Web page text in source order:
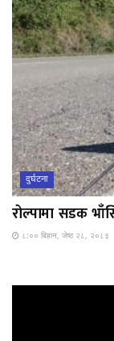
दुर्घटना
रोल्पामा सडक
८:०० बिहान, जेष्ठ २८, २०८३